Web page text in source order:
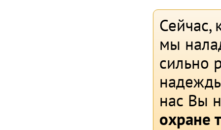
Сейчас,
мы
сильно
нас Вы
охране